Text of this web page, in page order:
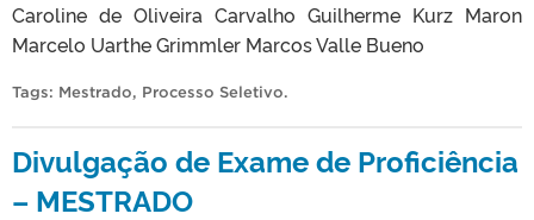
Caroline de Oliveira Carvalho Guilherme Kurz Maron
Marcelo Uarthe Grimmler Marcos Valle Bueno
Tags: Mestrado, Processo Seletivo.
Divulgação de Exame de Proficiência
– MESTRADO